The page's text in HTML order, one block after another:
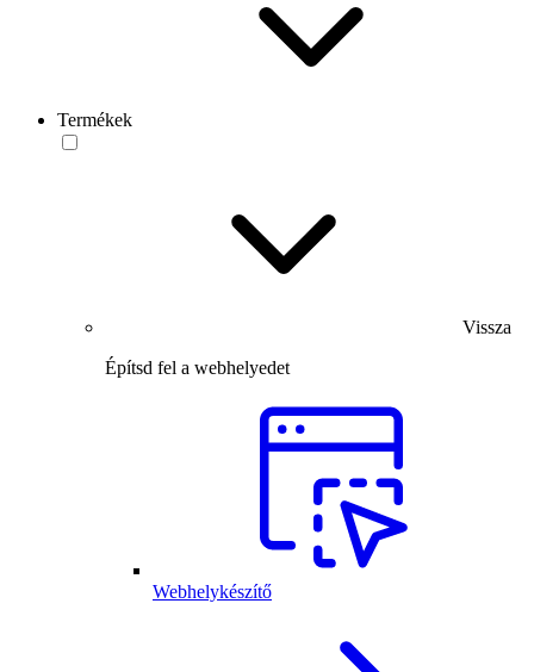
Termékek
Vissza
Építsd fel a webhelyedet
Webhelykészítő